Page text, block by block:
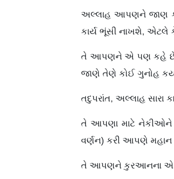
અલ્લાહ આપણને જાણ કરે
કાર્ય ભૂંસી નાખશે, એટલે
તે આપણને એ પણ કહે છે કે
જાણે તેણે કોઈ ગુનોહ
તદુપરાંત, અલ્લાહ સારા
તે આપણા માટે નેકીઓને
વર્ણન) કરી આપણે મહાન
તે આપણને કુરઆનના